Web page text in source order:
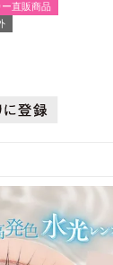
ー直販商品